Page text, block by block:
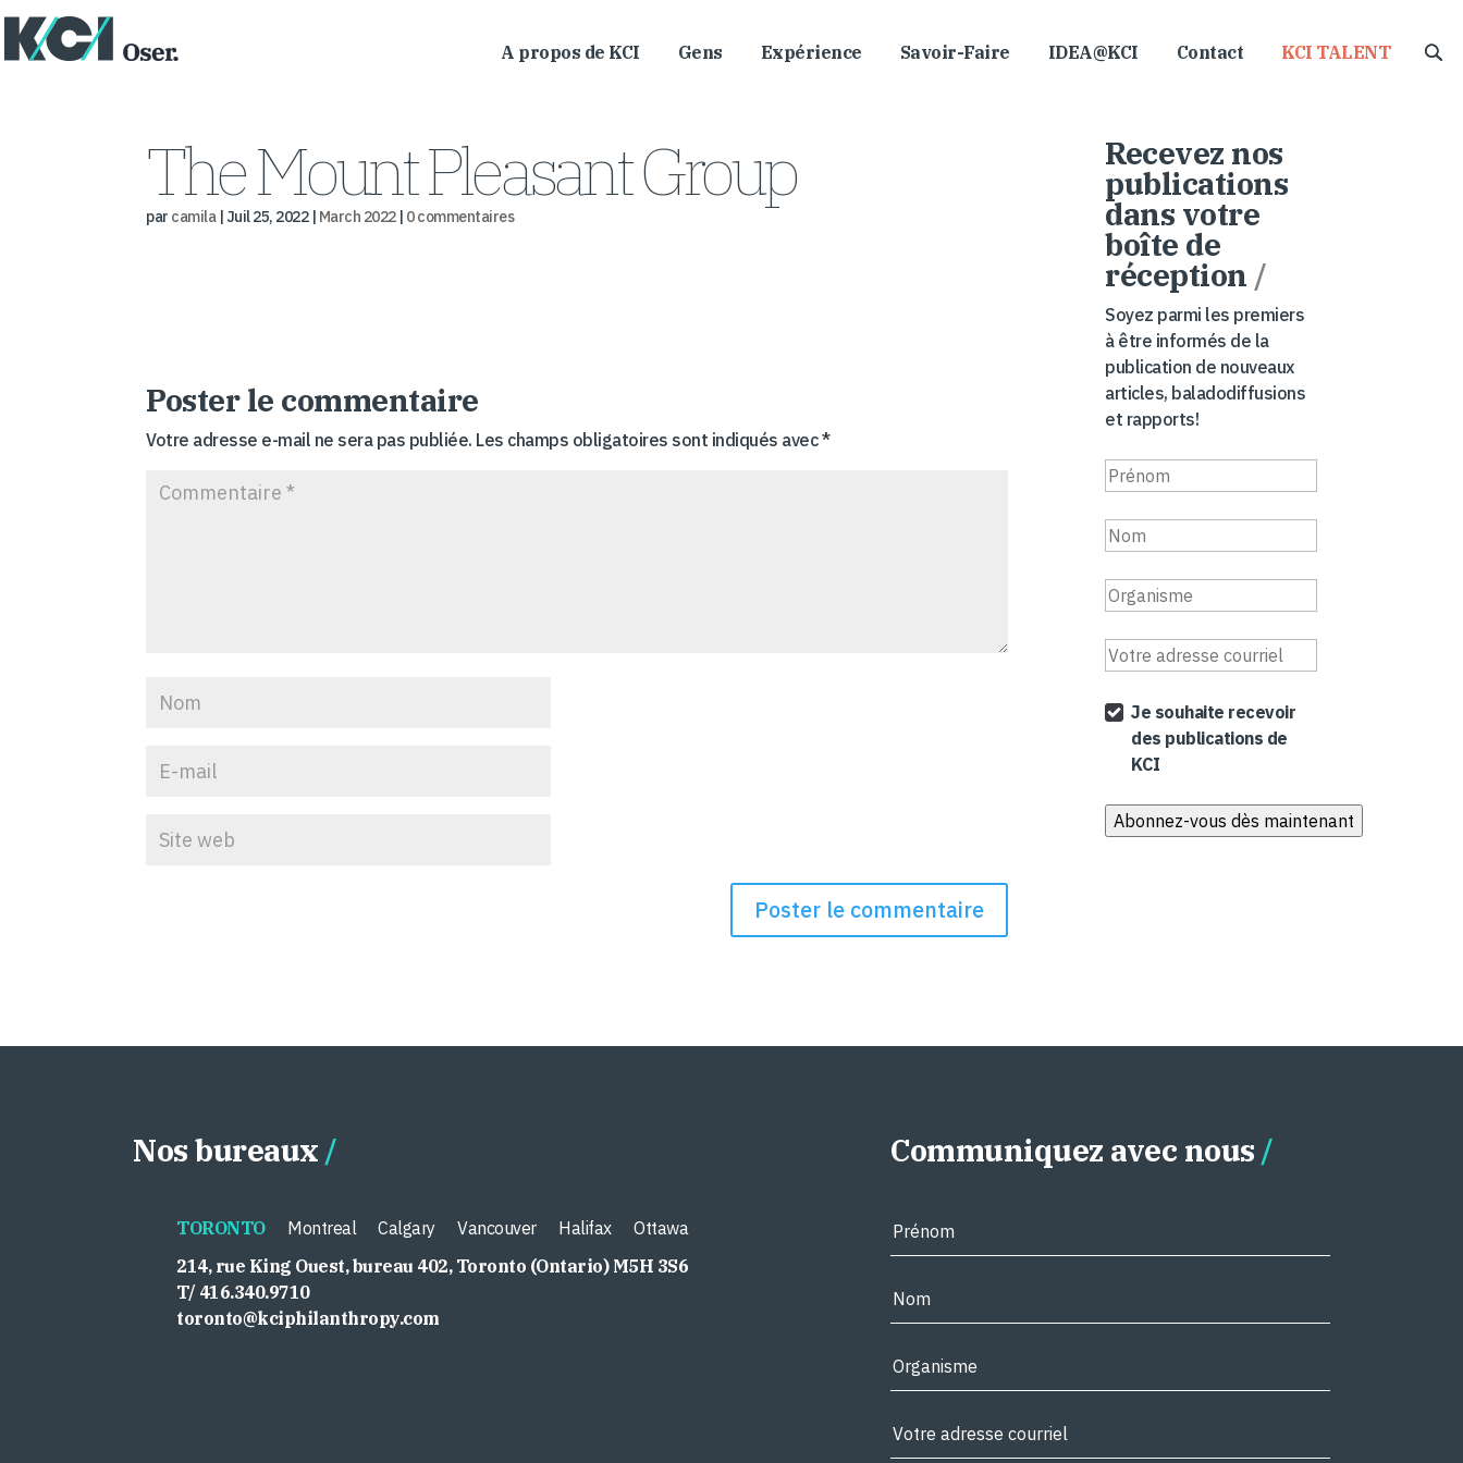
A propos de KCI Gens Expérience Savoir-Faire IDEA@KCI Contact KCI TALENT
The Mount Pleasant Group
par camila|Juil 25, 2022| March 2022| 0 commentaires
Poster le commentaire
Votre adresse e-mail ne sera pas publiée. Les champs obligatoires sont indiqués avec*
Recevez nos
publications
dans votre
boîte de
réception /
Soyez parmi les premiers
à être informés de la
publication de nouveaux
articles, baladodiffusions
et rapports!
Je souhaite recevoir
des publications de
KCI
Nos bureaux
TORONTO Montreal Calgary Vancouver Halifax
Ottawa
214, rue King Ouest, bureau 402, Toronto (Ontario) M5H 3S6
T/ 416.340.9710
toronto@kciphilanthropy.com
Communiquez avec nous